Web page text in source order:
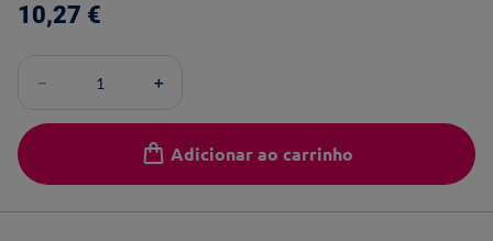
10,27 €
＋
－
Adicionar ao carrinho